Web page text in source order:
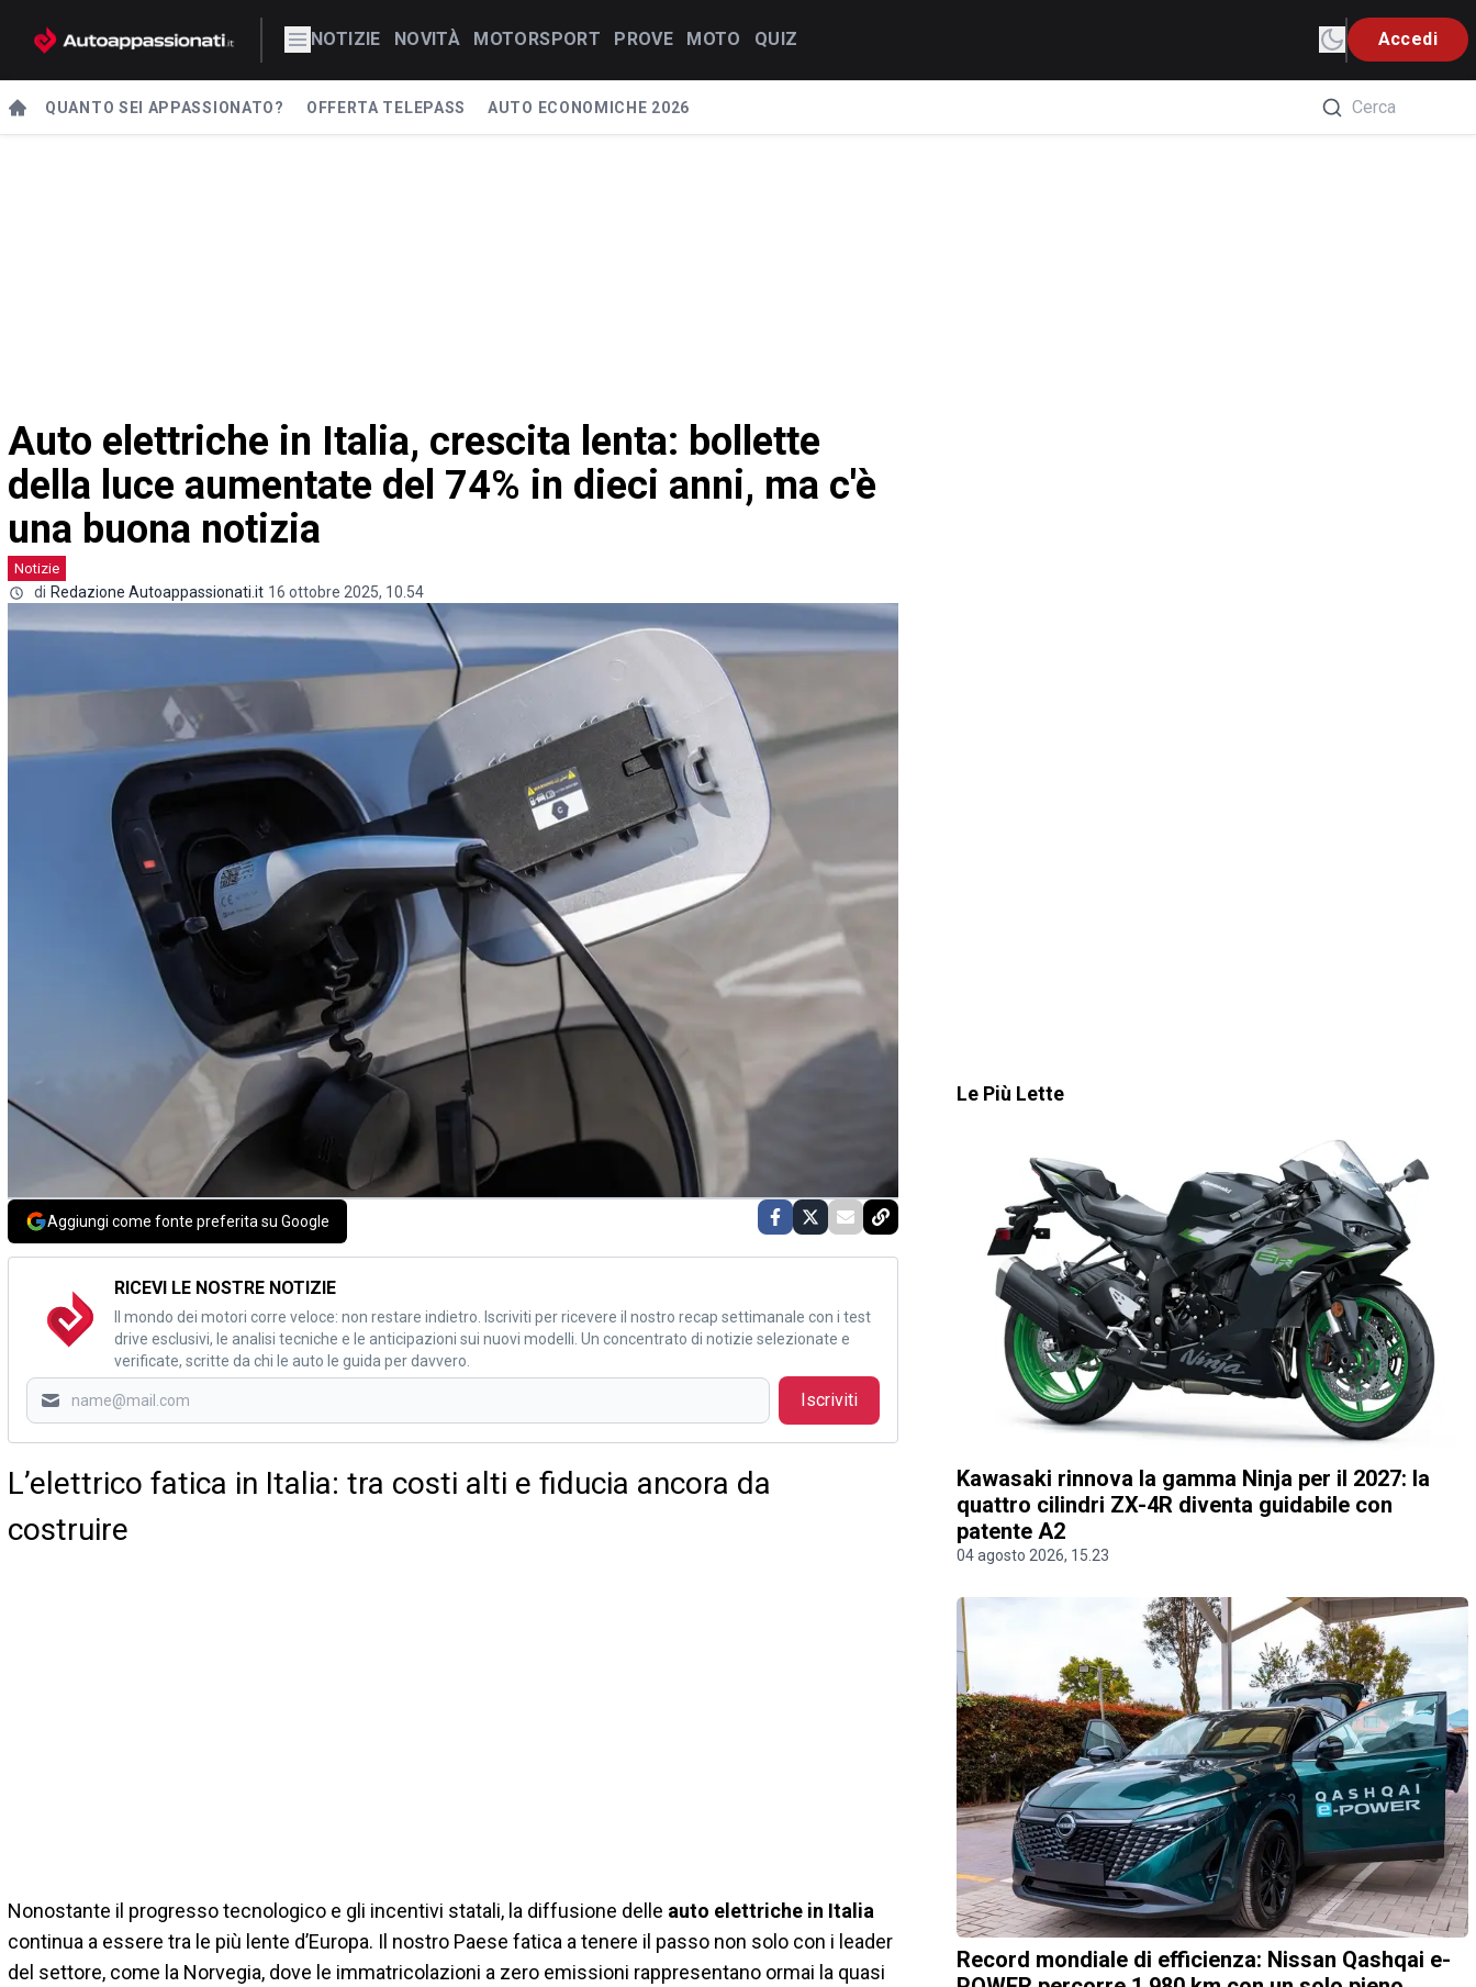
NOTIZIE NOVITÀ MOTORSPORT PROVE MOTO QUIZ Accedi
QUANTO SEI APPASSIONATO? OFFERTA TELEPASS AUTO ECONOMICHE 2026
Auto elettriche in Italia, crescita lenta: bollette
della luce aumentate del 74% in dieci anni, ma c'è
una buona notizia
Notizie
di Redazione Autoappassionati.it 16 ottobre 2025, 10.54
Aggiungi come fonte preferita su Google
RICEVI LE NOSTRE NOTIZIE
Il mondo dei motori corre veloce: non restare indietro. Iscriviti per ricevere il nostro recap settimanale con i test
drive esclusivi, le analisi tecniche e le anticipazioni sui nuovi modelli. Un concentrato di notizie selezionate e
verificate, scritte da chi le auto le guida per davvero.
Iscriviti
L’elettrico fatica in Italia: tra costi alti e fiducia ancora da
costruire
Nonostante il progresso tecnologico e gli incentivi statali, la diffusione delle auto elettriche in Italia
continua a essere tra le più lente d’Europa. Il nostro Paese fatica a tenere il passo non solo con i leader
del settore, come la Norvegia, dove le immatricolazioni a zero emissioni rappresentano ormai la quasi
Le Più Lette
Kawasaki rinnova la gamma Ninja per il 2027: la
quattro cilindri ZX-4R diventa guidabile con
patente A2
04 agosto 2026, 15.23
Record mondiale di efficienza: Nissan Qashqai e-